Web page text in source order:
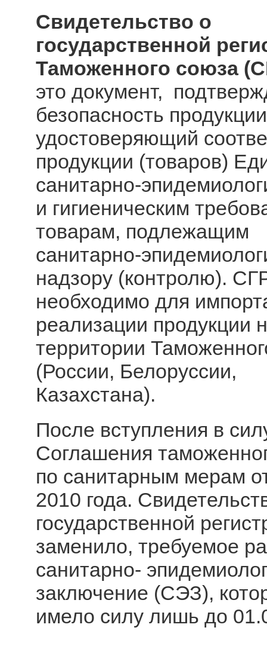
Свидетельство о
государственной
Таможенного союза
это документ,
безопасность
удостоверяющий
продукции (товаров)
санитарно-
и гигиеническим
товарам, подлежащим
санитарно-
надзору (контролю).
необходимо для
реализации продукции
территории
(России, Белоруссии,
Казахстана).
После вступления в
Соглашения
по санитарным мерам
2010 года.
государственной
заменило, требуемое
санитарно-
заключение (СЭЗ),
имело силу лишь до